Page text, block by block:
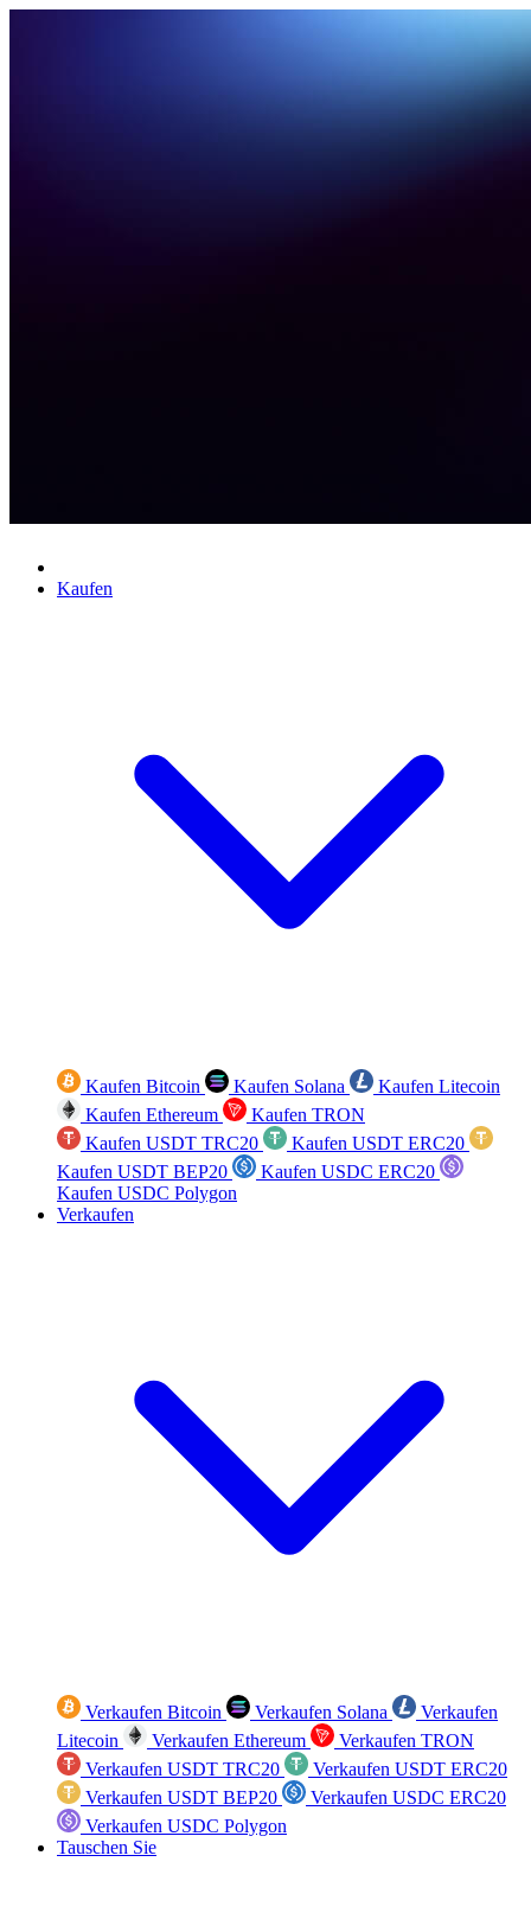
Kaufen
Kaufen Bitcoin Kaufen Solana
Kaufen Litecoin
Kaufen Ethereum
Kaufen TRON
Kaufen USDT TRC20
Kaufen USDT ERC20
Kaufen USDT BEP20
Kaufen USDC ERC20
Kaufen USDC Polygon
Verkaufen
Verkaufen Bitcoin Verkaufen Solana
Verkaufen
Litecoin
Verkaufen Ethereum
Verkaufen TRON
Verkaufen USDT TRC20
Verkaufen USDT ERC20
Verkaufen USDT BEP20
Verkaufen USDC ERC20
Verkaufen USDC Polygon
Tauschen Sie